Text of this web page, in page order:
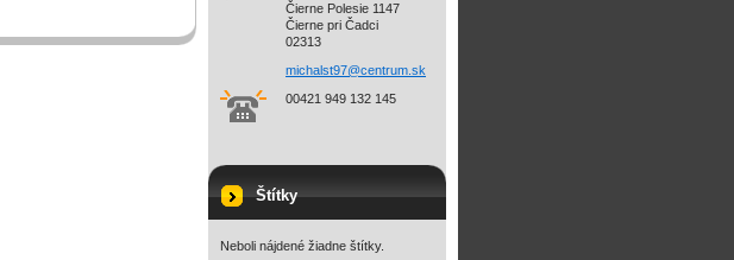
Čierne Polesie 1147
Čierne pri Čadci
02313
michalst97@centrum.sk
00421 949 132 145
Štítky
Neboli nájdené žiadne štítky.